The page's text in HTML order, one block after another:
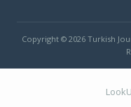
Copyright © 2026 Turkish